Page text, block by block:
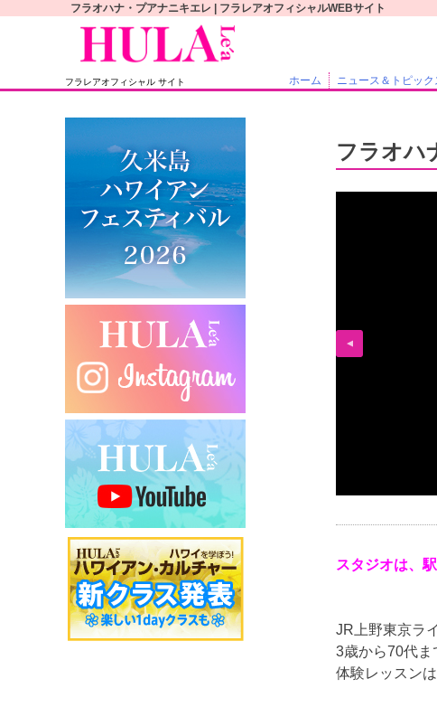
t
フラオハナ・プアナニキエレ | フラレアオフィシャルWEBサイト
フラレアオフィシャル サイト ホーム ニュース＆トピック
フラオハ
スタジオは、
JR上野東京ラ
3歳から70代ま
体験レッスン